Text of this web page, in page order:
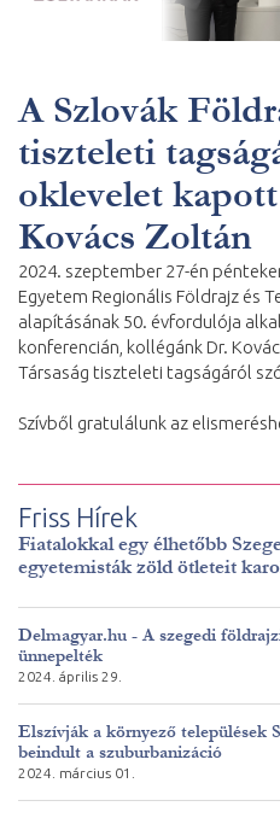
A Szlovák
tiszteleti
oklevelet
Kovács Zoltán
2024. szeptember 27-én
Egyetem Regionális Földrajz és
alapításának 50. évfordulója
konferencián, kollégánk Dr.
Társaság tiszteleti tagságáról
Szívből gratulálunk az
Friss Hírek
Fiatalokkal egy élhetőbb
egyetemisták zöld ötleteit
Delmagyar.hu - A szegedi
ünnepelték
2024. április 29.
Elszívják a környező települések
beindult a szuburbanizáció
2024. március 01.